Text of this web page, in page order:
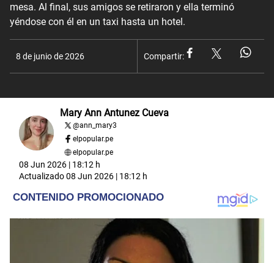
mesa. Al final, sus amigos se retiraron y ella terminó
yéndose con él en un taxi hasta un hotel.
8 de junio de 2026 Compartir:
Mary Ann Antunez Cueva
@ann_mary3
elpopular.pe
elpopular.pe
08 Jun 2026 | 18:12 h
Actualizado08 Jun 2026 | 18:12 h